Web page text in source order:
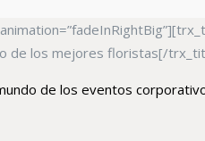
de los mejores floristas[/
de los eventos